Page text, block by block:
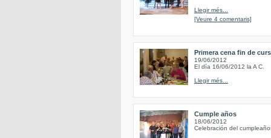
Llegir més...
[Veure 4 comentaris]
Primera cena fin de
19/06/2012
El día 16/06/2012 la A C.
Llegir més...
Cumple años
18/06/2012
Celebración del